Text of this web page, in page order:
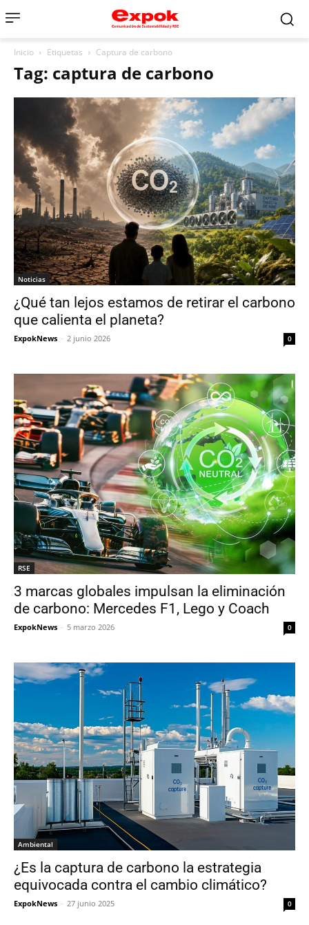
Inicio Etiquetas Captura de carbono
Tag: captura de carbono
Noticias
¿Qué tan lejos estamos de retirar el carbono
que calienta el planeta?
ExpokNews - 2 junio 2026 0
RSE
3 marcas globales impulsan la eliminación
de carbono: Mercedes F1, Lego y Coach
ExpokNews - 5 marzo 2026 0
Ambiental
¿Es la captura de carbono la estrategia
equivocada contra el cambio climático?
ExpokNews - 27 junio 2025 0